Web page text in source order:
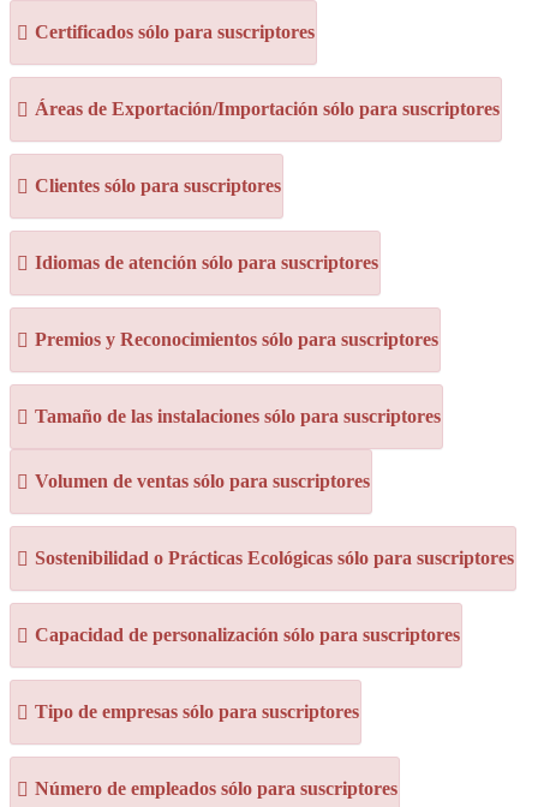
Certificados sólo para suscriptores
Áreas de Exportación/Importación sólo para suscriptores
Clientes sólo para suscriptores
Idiomas de atención sólo para suscriptores
Premios y Reconocimientos sólo para suscriptores
Tamaño de las instalaciones sólo para suscriptores
Volumen de ventas sólo para suscriptores
Sostenibilidad o Prácticas Ecológicas sólo para suscriptores
Capacidad de personalización sólo para suscriptores
Tipo de empresas sólo para suscriptores
Número de empleados sólo para suscriptores